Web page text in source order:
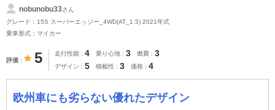
nobunobu33さん
グレード：15S スーパーエッジー_4WD(AT_1.5) 2021年式
乗車形式：マイカー
評価 5 走行性能 4 乗り心地 3 燃費 3
デザイン 5 積載性 3 価格 4
欧州車にも劣らない優れたデザイン